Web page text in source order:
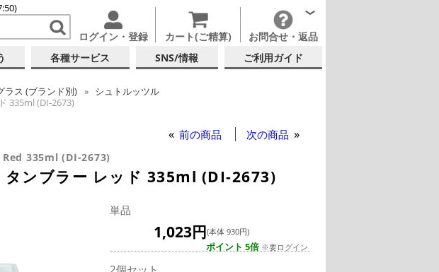
ログイン・登録 カート(ご精算) お問合せ・返品
各種サービス SNS/情報 ご利用ガイド
ラス (ブランド別)
シュトルッツル
335ml (DI-2673)
前の商品 次の商品
335ml (DI-2673)
タンブラー レッド 335ml (DI-2673)
単品
1,023円(本体 930円)
ポイント 5倍 ※要ログイン
2個セット